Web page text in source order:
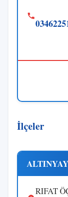
İlçeler
RIFAT